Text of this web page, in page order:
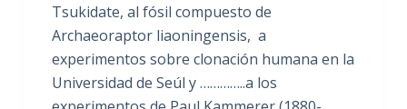
Tsukidate, al fósil compuesto de
Archaeoraptor liaoningensis, a
experimentos sobre clonación humana en la
Universidad de Seúl y …………..a los